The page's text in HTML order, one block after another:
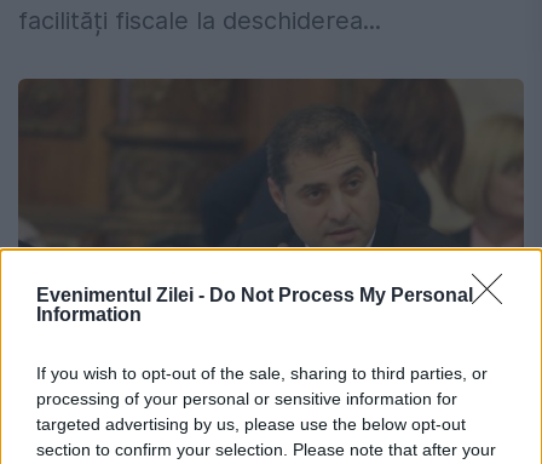
Evenimentul Zilei - Do Not Process My Personal
Information
If you wish to opt-out of the sale, sharing to third parties, or
processing of your personal or sensitive information for
targeted advertising by us, please use the below opt-out
section to confirm your selection. Please note that after your
facilități fiscale la deschiderea...
Au fost eliminate taxele pentru
debutanții în afaceri, indiferent de